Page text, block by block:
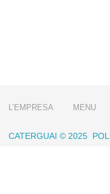
L’EMPRESA MENU
CATERGUAI © 2025